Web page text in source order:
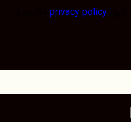
privacy policyماکروسل